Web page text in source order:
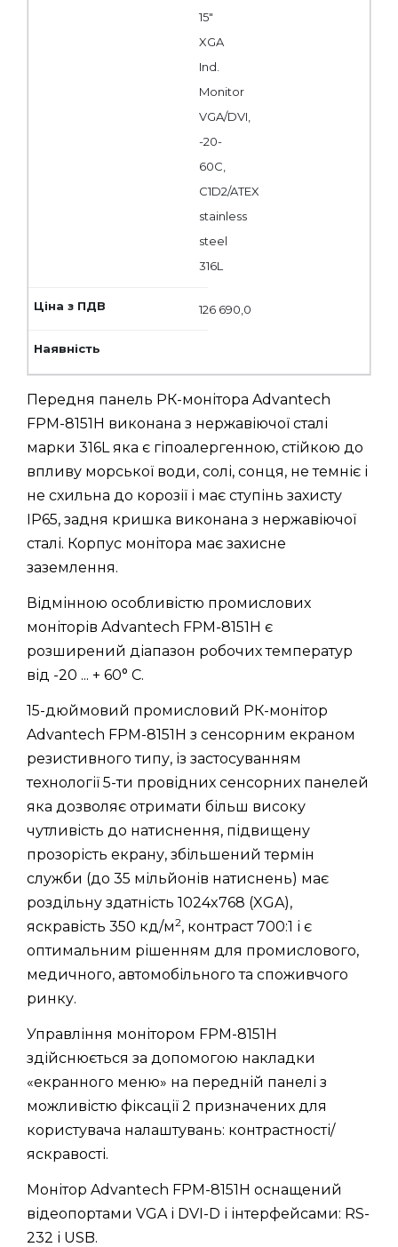
15"
XGA
Ind.
Monitor
VGA/DVI,
-20-
60C,
C1D2/ATEX
stainless
steel
316L
126 690,0
Передня панель РК-монітора Advantech
FPM-8151H виконана з нержавіючої сталі
марки 316L яка є гіпоалергенною, стійкою до
впливу морської води, солі, сонця, не темніє і
не схильна до корозії і має ступінь захисту
IP65, задня кришка виконана з нержавіючої
сталі. Корпус монітора має захисне
заземлення.
Відмінною особливістю промислових
моніторів Advantech FPM-8151H є
розширений діапазон робочих температур
від -20 ... + 60° C.
15-дюймовий промисловий РК-монітор
Advantech FPM-8151H з сенсорним екраном
резистивного типу, із застосуванням
технології 5-ти провідних сенсорних панелей
яка дозволяє отримати більш високу
чутливість до натиснення, підвищену
прозорість екрану, збільшений термін
служби (до 35 мільйонів натиснень) має
роздільну здатність 1024x768 (XGA),
яскравість 350 кд/м2, контраст 700:1 і є
оптимальним рішенням для промислового,
медичного, автомобільного та споживчого
ринку.
Управління монітором FPM-8151H
здійснюється за допомогою накладки
«екранного меню» на передній панелі з
можливістю фіксації 2 призначених для
користувача налаштувань: контрастності/
яскравості.
Монітор Advantech FPM-8151H оснащений
відеопортами VGA і DVI-D і інтерфейсами: RS-
232 і USB.